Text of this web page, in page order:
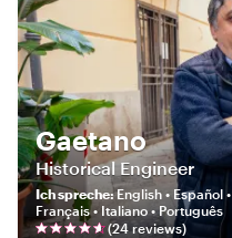
Gaetano
Historical Engineer
Ich spreche:English • Español •
Français • Italiano • Português
(24 reviews)